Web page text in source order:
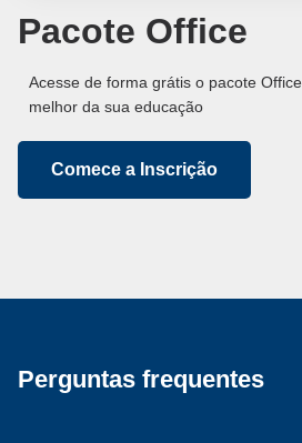
Pacote Office
Acesse de forma grátis o pacote
melhor da sua educação
Comece a Inscrição
Perguntas frequentes